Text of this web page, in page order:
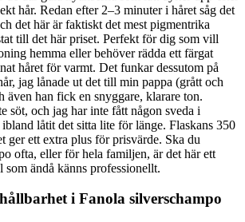
hår. Redan efter 2–3 minuter i håret såg det
det här är faktiskt det mest pigmentrika
till det här priset. Perfekt för dig som vill
hemma eller behöver rädda ett färgat
håret för varmt. Det funkar dessutom på
jag lånade ut det till min pappa (grått och
även han fick en snyggare, klarare ton.
söt, och jag har inte fått någon sveda i
låtit det sitta lite för länge. Flaskans 350
ger ett extra plus för prisvärde. Ska du
ofta, eller för hela familjen, är det här ett
ändå känns professionellt.
i Fanola silverschampo